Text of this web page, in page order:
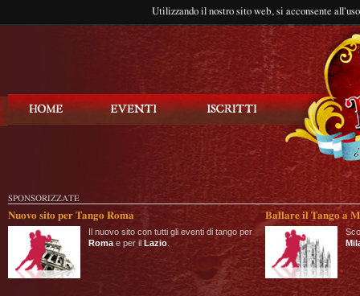
Utilizzando il nostro sito web, si acconsente
SPONSORIZZATE
Nuovo sito per Tango Roma
Il nuovo sito con tutti gli eventi di tango per
Roma e per il Lazio
Ballare il Tango a